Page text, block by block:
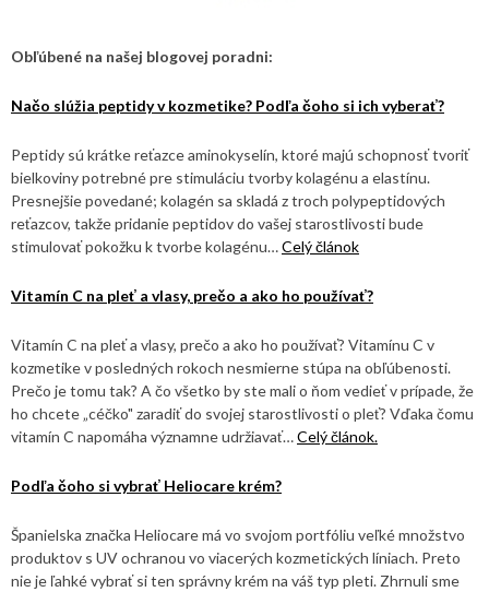
Obľúbené na našej blogovej poradni:
Načo slúžia peptidy v kozmetike? Podľa čoho si ich vyberať?
Peptidy sú krátke reťazce aminokyselín, ktoré majú schopnosť tvoriť
bielkoviny potrebné pre stimuláciu tvorby kolagénu a elastínu.
Presnejšie povedané; kolagén sa skladá z troch polypeptidových
reťazcov, takže pridanie peptidov do vašej starostlivosti bude
stimulovať pokožku k tvorbe kolagénu…Celý článok
Vitamín C na pleť a vlasy, prečo a ako ho používať?
Vitamín C na pleť a vlasy, prečo a ako ho používať? Vitamínu C v
kozmetike v posledných rokoch nesmierne stúpa na obľúbenosti.
Prečo je tomu tak? A čo všetko by ste mali o ňom vedieť v prípade, že
ho chcete „céčko" zaradiť do svojej starostlivosti o pleť? Vďaka čomu
vitamín C napomáha významne udržiavať…Celý článok.
Podľa čoho si vybrať Heliocare krém?
Španielska značka Heliocare má vo svojom portfóliu veľké množstvo
produktov s UV ochranou vo viacerých kozmetických líniach. Preto
nie je ľahké vybrať si ten správny krém na váš typ pleti. Zhrnuli sme